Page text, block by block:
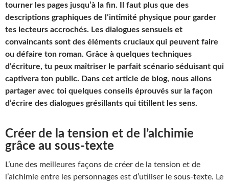
tourner les pages jusqu’à la fin. Il faut plus que des
descriptions graphiques de l’intimité physique pour garder
tes lecteurs accrochés. Les dialogues sensuels et
convaincants sont des éléments cruciaux qui peuvent faire
ou défaire ton roman. Grâce à quelques techniques
d’écriture, tu peux maîtriser le parfait scénario séduisant qui
captivera ton public. Dans cet article de blog, nous allons
partager avec toi quelques conseils éprouvés sur la façon
d’écrire des dialogues grésillants qui titillent les sens.
Créer de la tension et de l’alchimie
grâce au sous-texte
L’une des meilleures façons de créer de la tension et de
l’alchimie entre les personnages est d’utiliser le sous-texte. Le